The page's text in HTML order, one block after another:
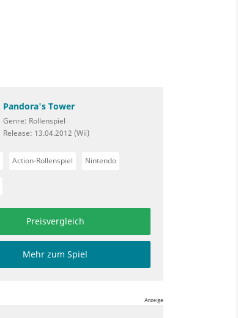
Pandora's Tower
Genre: Rollenspiel
Release: 13.04.2012 (Wii)
Action-Rollenspiel Nintendo
Preisvergleich
Mehr zum Spiel